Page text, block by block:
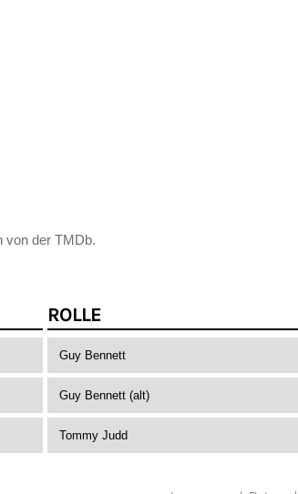
von der TMDb.
ROLLE
Guy Bennett
Guy Bennett (alt)
Tommy Judd